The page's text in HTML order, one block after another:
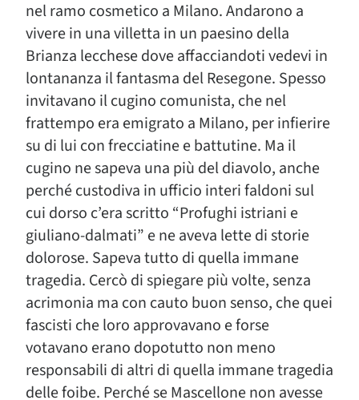
nel ramo cosmetico a Milano. Andarono a
vivere in una villetta in un paesino della
Brianza lecchese dove affacciandoti vedevi in
lontananza il fantasma del Resegone. Spesso
invitavano il cugino comunista, che nel
frattempo era emigrato a Milano, per infierire
su di lui con frecciatine e battutine. Ma il
cugino ne sapeva una più del diavolo, anche
perché custodiva in ufficio interi faldoni sul
cui dorso c’era scritto “Profughi istriani e
giuliano-dalmati” e ne aveva lette di storie
dolorose. Sapeva tutto di quella immane
tragedia. Cercò di spiegare più volte, senza
acrimonia ma con cauto buon senso, che quei
fascisti che loro approvavano e forse
votavano erano dopotutto non meno
responsabili di altri di quella immane tragedia
delle foibe. Perché se Mascellone non avesse